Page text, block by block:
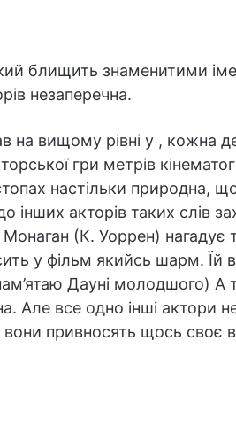
блищить знаменитими
незаперечна.
на вищому рівні у , кожна
гри метрів
настільки природна,
акторів таких слів
(К. Уоррен) нагадує
у фільм якийсь шарм. Їй
Дауні молодшого) А
Але все одно інші актори
привносять щось своє